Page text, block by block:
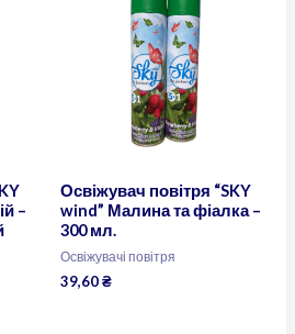
–
Освіжувач повітря “SKY
wind” Малина та фіалка –
300 мл.
Освіжувачі повітря
39,60₴